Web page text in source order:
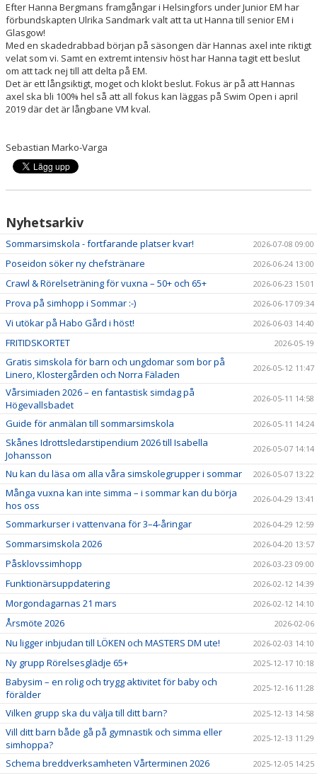
Efter Hanna Bergmans framgångar i Helsingfors under Junior EM har
förbundskapten Ulrika Sandmark valt att ta ut Hanna till senior EM i
Glasgow!
Med en skadedrabbad början på säsongen där Hannas axel inte riktigt
velat som vi. Samt en extremt intensiv höst har Hanna tagit ett beslut
om att tack nej till att delta på EM.
Det är ett långsiktigt, moget och klokt beslut. Fokus är på att Hannas
axel ska bli 100% hel så att all fokus kan läggas på Swim Open i april
2019 där det är långbane VM kval.
Sebastian Marko-Varga
Nyhetsarkiv
Sommarsimskola - fortfarande platser kvar! 2026-07-08 09:00
Poseidon söker ny chefstränare 2026-06-24 13:00
Crawl & Rörelseträning för vuxna – 50+ och 65+ 2026-06-23 15:01
Prova på simhopp i Sommar :-) 2026-06-17 09:34
Vi utökar på Habo Gård i höst! 2026-06-03 14:40
FRITIDSKORTET 2026-05-19
Gratis simskola för barn och ungdomar som bor på
Linero, Klostergården och Norra Fäladen
2026-05-12 11:47
Vårsimiaden 2026 – en fantastisk simdag på
Högevallsbadet
2026-05-11 14:58
Guide för anmälan till sommarsimskola 2026-05-11 14:24
Skånes Idrottsledarstipendium 2026 till Isabella
Johansson
2026-05-07 14:14
Nu kan du läsa om alla våra simskolegrupper i sommar 2026-05-07 13:22
Många vuxna kan inte simma – i sommar kan du börja
hos oss
2026-04-29 13:41
Sommarkurser i vattenvana för 3–4-åringar 2026-04-29 12:59
Sommarsimskola 2026 2026-04-20 13:57
Påsklovssimhopp 2026-03-23 09:00
Funktionärsuppdatering 2026-02-12 14:39
Morgondagarnas 21 mars 2026-02-12 14:10
Årsmöte 2026 2026-02-06
Nu ligger inbjudan till LÖKEN och MASTERS DM ute! 2026-02-03 14:10
Ny grupp Rörelsesglädje 65+ 2025-12-17 10:18
Babysim – en rolig och trygg aktivitet för baby och
förälder
2025-12-16 11:28
Vilken grupp ska du välja till ditt barn? 2025-12-13 14:58
Vill ditt barn både gå på gymnastik och simma eller
simhoppa?
2025-12-13 11:29
Schema breddverksamheten Vårterminen 2026 2025-12-05 14:25